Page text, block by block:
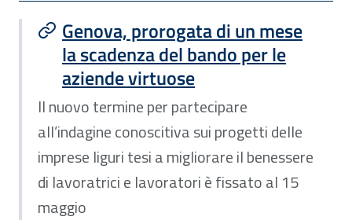
Genova, prorogata di un mese
la scadenza del bando per le
aziende virtuose
Il nuovo termine per partecipare
all’indagine conoscitiva sui progetti delle
imprese liguri tesi a migliorare il benessere
di lavoratrici e lavoratori è fissato al 15
maggio